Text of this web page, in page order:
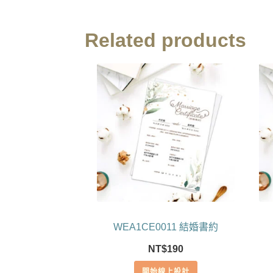
Related products
WEA1CE0011 結婚書約
NT$190